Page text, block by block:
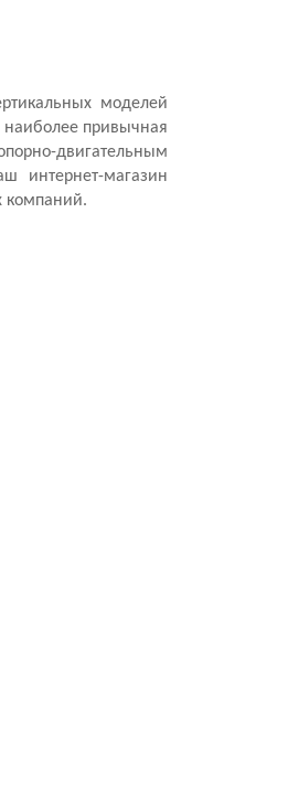
моделей
наиболее привычная
двигательным
интернет-магазин
компаний.